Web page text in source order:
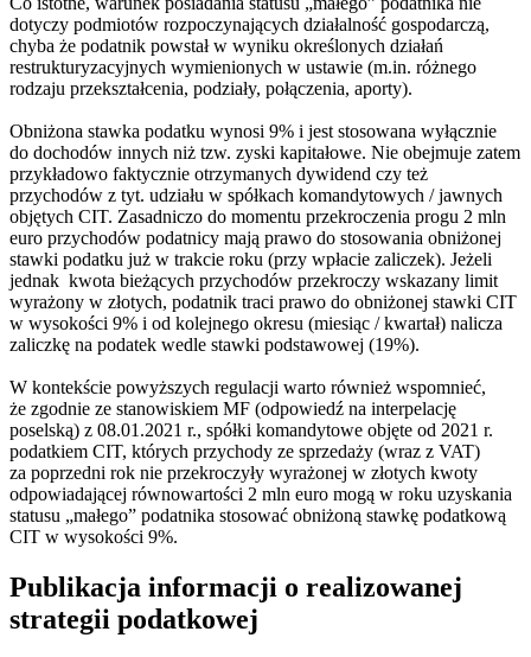
dotyczy podmiotów rozpoczynających działalność gospodarczą,
chyba że podatnik powstał w wyniku określonych działań
restrukturyzacyjnych wymienionych w ustawie (m.in. różnego
rodzaju przekształcenia, podziały, połączenia, aporty).
Obniżona stawka podatku wynosi 9% i jest stosowana wyłącznie
do dochodów innych niż tzw. zyski kapitałowe. Nie obejmuje zatem
przykładowo faktycznie otrzymanych dywidend czy też
przychodów z tyt. udziału w spółkach komandytowych / jawnych
objętych CIT. Zasadniczo do momentu przekroczenia progu 2 mln
euro przychodów podatnicy mają prawo do stosowania obniżonej
stawki podatku już w trakcie roku (przy wpłacie zaliczek). Jeżeli
jednak kwota bieżących przychodów przekroczy wskazany limit
wyrażony w złotych, podatnik traci prawo do obniżonej stawki CIT
w wysokości 9% i od kolejnego okresu (miesiąc / kwartał) nalicza
zaliczkę na podatek wedle stawki podstawowej (19%).
W kontekście powyższych regulacji warto również wspomnieć,
że zgodnie ze stanowiskiem MF (odpowiedź na interpelację
poselską) z 08.01.2021 r., spółki komandytowe objęte od 2021 r.
podatkiem CIT, których przychody ze sprzedaży (wraz z VAT)
za poprzedni rok nie przekroczyły wyrażonej w złotych kwoty
odpowiadającej równowartości 2 mln euro mogą w roku uzyskania
statusu „małego” podatnika stosować obniżoną stawkę podatkową
CIT w wysokości 9%.
Publikacja informacji o realizowanej
strategii podatkowej